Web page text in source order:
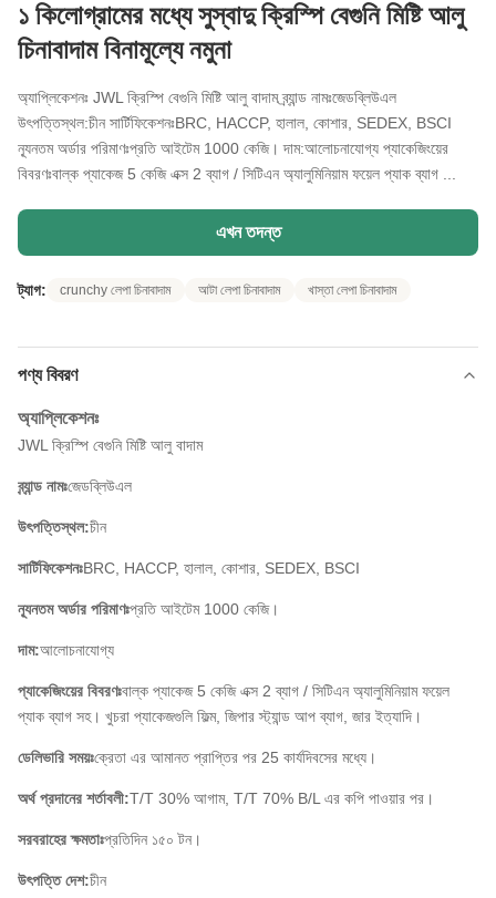
১ কিলোগ্রামের মধ্যে সুস্বাদু ক্রিস্পি বেগুনি মিষ্টি আলু
চিনাবাদাম বিনামূল্যে নমুনা
অ্যাপ্লিকেশনঃ JWL ক্রিস্পি বেগুনি মিষ্টি আলু বাদাম ব্র্যান্ড নামঃজেডব্লিউএল
উৎপত্তিস্থল:চীন সার্টিফিকেশনঃBRC, HACCP, হালাল, কোশার, SEDEX, BSCI
ন্যূনতম অর্ডার পরিমাণঃপ্রতি আইটেম 1000 কেজি। দাম:আলোচনাযোগ্য প্যাকেজিংয়ের
বিবরণঃবাল্ক প্যাকেজ 5 কেজি এক্স 2 ব্যাগ / সিটিএন অ্যালুমিনিয়াম ফয়েল প্যাক ব্যাগ ...
এখন তদন্ত
ট্যাগ: crunchy লেপা চিনাবাদাম আটা লেপা চিনাবাদাম খাস্তা লেপা চিনাবাদাম
পণ্য বিবরণ
অ্যাপ্লিকেশনঃ
JWL ক্রিস্পি বেগুনি মিষ্টি আলু বাদাম
ব্র্যান্ড নামঃজেডব্লিউএল
উৎপত্তিস্থল:চীন
সার্টিফিকেশনঃBRC, HACCP, হালাল, কোশার, SEDEX, BSCI
ন্যূনতম অর্ডার পরিমাণঃপ্রতি আইটেম 1000 কেজি।
দাম:আলোচনাযোগ্য
প্যাকেজিংয়ের বিবরণঃবাল্ক প্যাকেজ 5 কেজি এক্স 2 ব্যাগ / সিটিএন অ্যালুমিনিয়াম ফয়েল
প্যাক ব্যাগ সহ। খুচরা প্যাকেজগুলি ফিল্ম, জিপার স্ট্যান্ড আপ ব্যাগ, জার ইত্যাদি।
ডেলিভারি সময়ঃক্রেতা এর আমানত প্রাপ্তির পর 25 কার্যদিবসের মধ্যে।
অর্থ প্রদানের শর্তাবলী:T/T 30% আগাম, T/T 70% B/L এর কপি পাওয়ার পর।
সরবরাহের ক্ষমতাঃপ্রতিদিন ১৫০ টন।
উৎপত্তি দেশ:চীন